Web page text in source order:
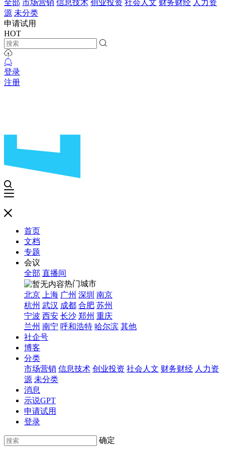
全部 市场营销 信息技术 创业投资 社会人文 财务财经 人力资
源 未分类
申请试用
HOT
登录
注册
首页
文档
专题
会议
全部 直播间
热门城市
北京
上海 广州 深圳 南京
杭州 武汉 成都 合肥 苏州
宁波 西安 长沙 郑州 重庆
兰州 南宁 呼和浩特 哈尔滨 其他
社企号
博客
分类
市场营销 信息技术 创业投资 社会人文 财务财经 人力资
源 未分类
消息
示说GPT
申请试用
登录
确定